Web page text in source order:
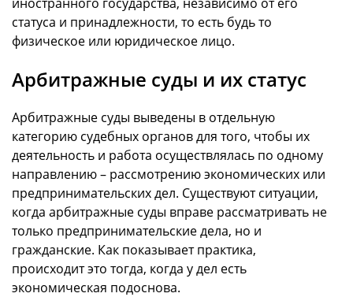
статуса и принадлежности, то есть будь то
физическое или юридическое лицо.
Арбитражные суды и их статус
Арбитражные суды выведены в отдельную
категорию судебных органов для того, чтобы их
деятельность и работа осуществлялась по одному
направлению – рассмотрению экономических или
предпринимательских дел. Существуют ситуации,
когда арбитражные суды вправе рассматривать не
только предпринимательские дела, но и
гражданские. Как показывает практика,
происходит это тогда, когда у дел есть
экономическая подоснова.